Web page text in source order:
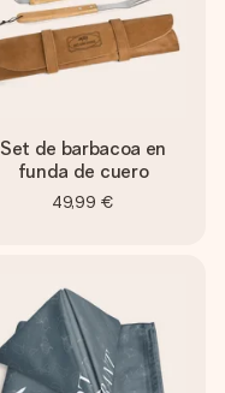
Set de barbacoa en
funda de cuero
49,99 €